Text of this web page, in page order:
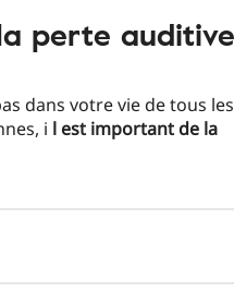
perte auditive
dans votre vie de tous
i l est important de la